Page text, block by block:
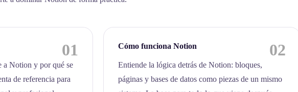
01
a Notion y por qué se
de referencia para
Cómo funciona Notion 02
Entiende la lógica detrás de Notion: bloques,
páginas y bases de datos como piezas de un mismo